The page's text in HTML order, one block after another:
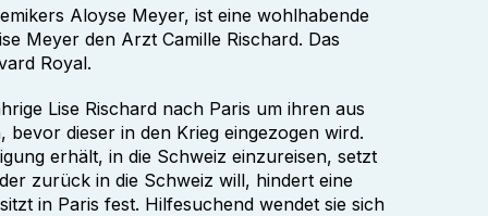
Aloyse Meyer, ist eine wohlhabende
Meyer den Arzt Camille Rischard. Das
Royal.
Lise Rischard nach Paris um ihren aus
dieser in den Krieg eingezogen wird.
erhält, in die Schweiz einzureisen, setzt
zurück in die Schweiz will, hindert eine
in Paris fest. Hilfesuchend wendet sie sich